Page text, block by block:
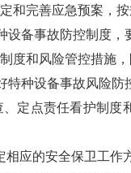
和完善应急预案，按
设备事故防控制度
度和风险管控措施，
特种设备事故风险
定点责任看护制度
相应的安全保卫工作